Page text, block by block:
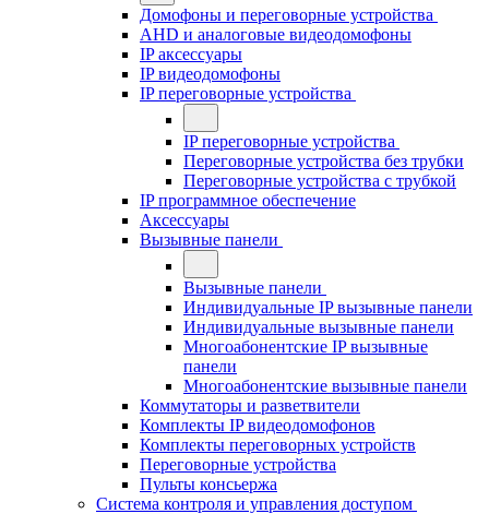
Домофоны и переговорные устройства
AHD и аналоговые видеодомофоны
IP аксессуары
IP видеодомофоны
IP переговорные устройства
IP переговорные устройства
Переговорные устройства без трубки
Переговорные устройства с трубкой
IP программное обеспечение
Аксессуары
Вызывные панели
Вызывные панели
Индивидуальные IP вызывные панели
Индивидуальные вызывные панели
Многоабонентские IP вызывные
панели
Многоабонентские вызывные панели
Коммутаторы и разветвители
Комплекты IP видеодомофонов
Комплекты переговорных устройств
Переговорные устройства
Пульты консьержа
Система контроля и управления доступом